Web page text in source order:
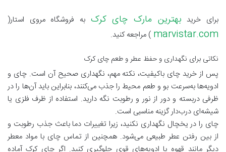
برای خرید بهترین مارک چای کرک به فروشگاه مروی استار(
marvistar.com ) مراجعه کنید.
نکاتی برای نگهداری و حفظ عطر و طعم چای کرک
پس از خرید چای باکیفیت، نکته مهم، نگهداری صحیح آن است. چای و
ادویه‌ها به‌سرعت بو و طعم محیط را جذب می‌کنند، بنابراین باید آن‌ها را در
ظرفی دربسته و دور از نور و رطوبت نگه دارید. استفاده از ظرف فلزی یا
شیشه‌ای درب‌دار گزینه مناسبی است.
چای را در یخچال نگهداری نکنید، زیرا تغییرات دما باعث جذب رطوبت و
از بین رفتن عطر طبیعی می‌شود. همچنین از تماس چای با مواد معطر
دیگر مانند قهوه یا ادویه‌های قوی جلوگیری کنید. اگر چای کرک آماده